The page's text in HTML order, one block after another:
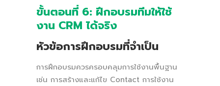
ขั้นตอนที่ 6: ฝึกอบรมทีมให้ใช้
งาน CRM ได้จริง
หัวข้อการฝึกอบรมที่จำเป็น
การฝึกอบรมควรครอบคลุมการใช้งานพื้นฐาน
เช่น การสร้างและแก้ไข Contact การใช้งาน